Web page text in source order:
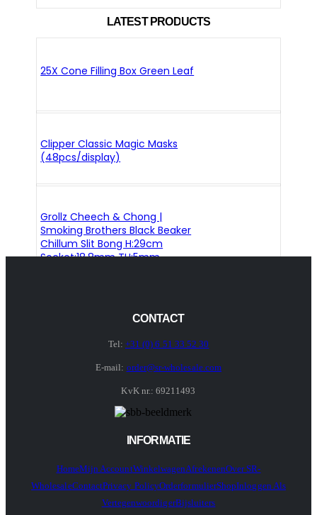
LATEST PRODUCTS
25X Cone Filling Box Green Leaf
Clipper Classic Magic Masks
(48pcs/display)
Grollz Cheech & Chong |
Smoking Brothers Black Beaker
Chillum Slit Bong H:29cm
Socket:18.8mm TH:5mm
CONTACT
Tel: +31 (0) 6 51 33 52 30
E-mail: order@sr-wholesale.com
KvK nr.: 69211493
INFORMATIE
HomeMijn AccountWinkelwagenAfrekenenOver SR-
WholesaleContactPrivacy PolicyOrderformulierShopInloggen Als
VertegenwoordigerBijsluiters